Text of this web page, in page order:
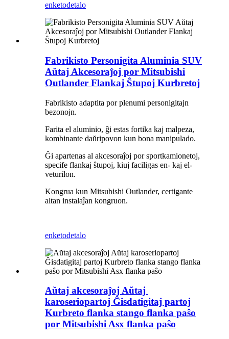
enketodetalo
Fabrikisto Personigita Aluminia SUV
Aŭtaj ​​Akcesoraĵoj por Mitsubishi
Outlander Flankaj Ŝtupoj Kurbretoj
Fabrikisto adaptita por plenumi personigitajn
bezonojn.
Farita el aluminio, ĝi estas fortika kaj malpeza,
kombinante daŭripovon kun bona manipulado.
Ĝi apartenas al akcesoraĵoj por sportkamionetoj,
specife flankaj ŝtupoj, kiuj faciligas en- kaj el-
veturilon.
Kongrua kun Mitsubishi Outlander, certigante
altan instalaĵan kongruon.
enketodetalo
Aŭtaj ​​akcesoraĵoj Aŭtaj ​​
karoseriopartoj Ĝisdatigitaj partoj
Kurbreto flanka stango flanka paŝo
por Mitsubishi Asx flanka paŝo